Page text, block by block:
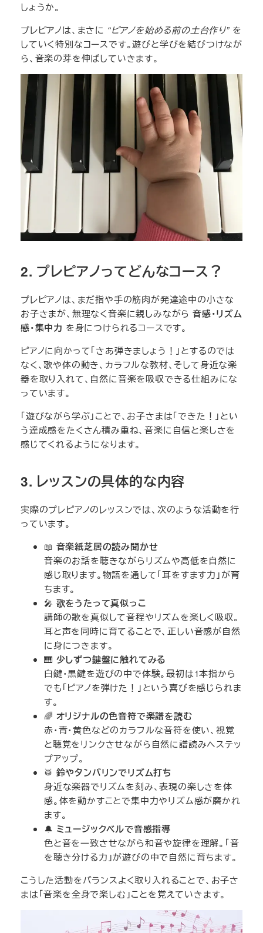
しょうか。
プレピアノは、まさに “ピアノを始める前の土台作り”を
していく特別なコースです。遊びと学びを結びつけなが
ら、音楽の芽を伸ばしていきます。
2. プレピアノってどんなコース？
プレピアノは、まだ指や手の筋肉が発達途中の小さな
お子さまが、無理なく音楽に親しみながら 音感・リズム
感・集中力 を身につけられるコースです。
ピアノに向かって「さあ弾きましょう！」とするのでは
なく、歌や体の動き、カラフルな教材、そして身近な楽
器を取り入れて、自然に音楽を吸収できる仕組みにな
っています。
「遊びながら学ぶ」ことで、お子さまは「できた！」とい
う達成感をたくさん積み重ね、音楽に自信と楽しさを
感じてくれるようになります。
3. レッスンの具体的な内容
実際のプレピアノのレッスンでは、次のような活動を行
っています。
📖 音楽紙芝居の読み聞かせ
音楽のお話を聴きながらリズムや高低を自然に
感じ取ります。物語を通して「耳をすます力」が育
ちます。
🎤 歌をうたって真似っこ
講師の歌を真似して音程やリズムを楽しく吸収。
耳と声を同時に育てることで、正しい音感が自然
に身につきます。
🎹 少しずつ鍵盤に触れてみる
白鍵・黒鍵を遊びの中で体験。最初は1本指から
でも「ピアノを弾けた！」という喜びを感じられま
す。
🌈 オリジナルの色音符で楽譜を読む
赤・青・黄色などのカラフルな音符を使い、視覚
と聴覚をリンクさせながら自然に譜読みへステッ
プアップ。
🥁 鈴やタンバリンでリズム打ち
身近な楽器でリズムを刻み、表現の楽しさを体
感。体を動かすことで集中力やリズム感が磨かれ
ます。
🔔 ミュージックベルで音感指導
色と音を一致させながら和音や旋律を理解。「音
を聴き分ける力」が遊びの中で自然に育ちます。
こうした活動をバランスよく取り入れることで、お子さ
まは「音楽を全身で楽しむ」ことを覚えていきます。